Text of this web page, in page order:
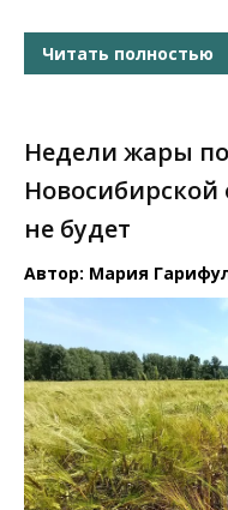
Читать полностью
Недели жары
не будет
Автор: Мария